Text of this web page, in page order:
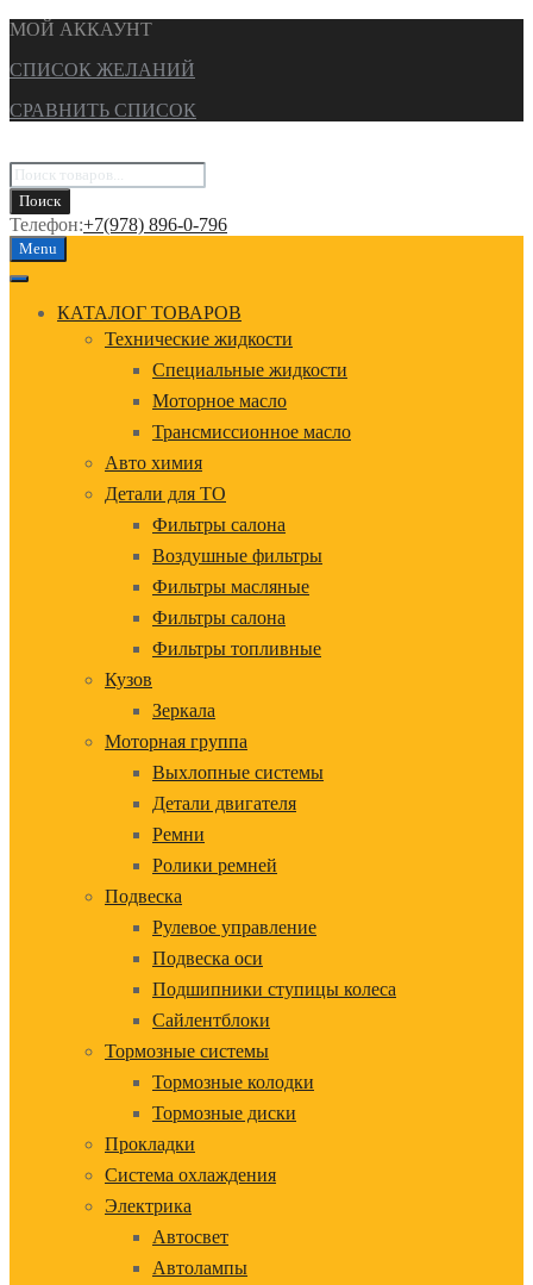
МОЙ АККАУНТ
СПИСОК ЖЕЛАНИЙ
СРАВНИТЬ СПИСОК
Поиск
товаров
Поиск
Телефон:+7(978) 896-0-796
Перейти
к
содержанию
Menu
КАТАЛОГ ТОВАРОВ
Технические жидкости
Специальные жидкости
Моторное масло
Трансмиссионное масло
Авто химия
Детали для ТО
Фильтры салона
Воздушные фильтры
Фильтры масляные
Фильтры салона
Фильтры топливные
Кузов
Зеркала
Моторная группа
Выхлопные системы
Детали двигателя
Ремни
Ролики ремней
Подвеска
Рулевое управление
Подвеска оси
Подшипники ступицы колеса
Сайлентблоки
Тормозные системы
Тормозные колодки
Тормозные диски
Прокладки
Система охлаждения
Электрика
Автосвет
Автолампы